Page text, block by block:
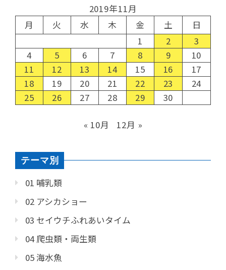
2019年11月
月
火 水 木 金 土
日
1
2
3
4
5 6 7 8 9
10
11
12 13 14 15 16
17
18
19 20 21 22 23
24
25
26 27 28 29 30
« 10月 12月 »
テーマ別
01 哺乳類
02 アシカショー
03 セイウチふれあいタイム
04 爬虫類・両生類
05 海水魚